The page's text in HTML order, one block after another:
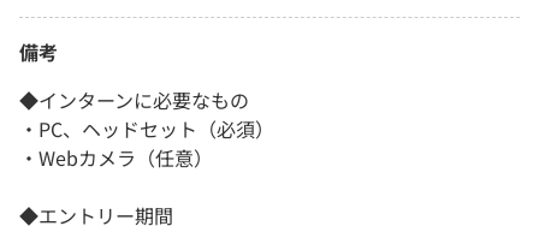
備考
◆インターンに必要なもの
・PC、ヘッドセット（必須）
・Webカメラ（任意）
◆エントリー期間